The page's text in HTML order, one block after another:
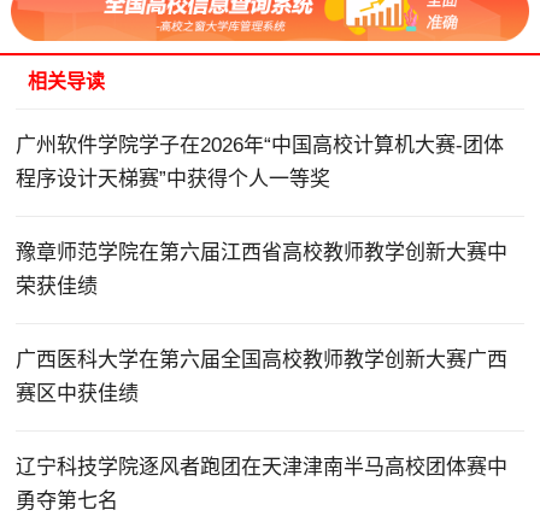
相关导读
广州软件学院学子在2026年“中国高校计算机大赛-团体
程序设计天梯赛”中获得个人一等奖
豫章师范学院在第六届江西省高校教师教学创新大赛中
荣获佳绩
广西医科大学在第六届全国高校教师教学创新大赛广西
赛区中获佳绩
辽宁科技学院逐风者跑团在天津津南半马高校团体赛中
勇夺第七名